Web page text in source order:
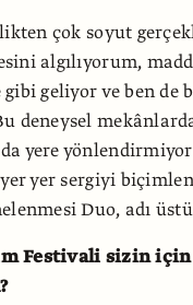
çok soyut
algılıyorum,
geliyor ve ben de
deneysel
yere
yer yer sergiyi
Duo, adı
Festivali sizin